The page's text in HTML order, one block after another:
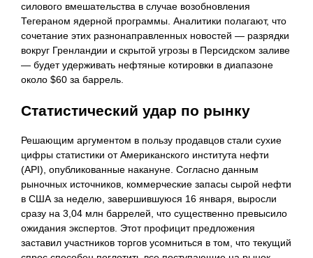
силового вмешательства в случае возобновления
Тегераном ядерной программы. Аналитики полагают, что
сочетание этих разнонаправленных новостей — разрядки
вокруг Гренландии и скрытой угрозы в Персидском заливе
— будет удерживать нефтяные котировки в диапазоне
около $60 за баррель.
Статистический удар по рынку
Решающим аргументом в пользу продавцов стали сухие
цифры статистики от Американского института нефти
(API), опубликованные накануне. Согласно данным
рыночных источников, коммерческие запасы сырой нефти
в США за неделю, завершившуюся 16 января, выросли
сразу на 3,04 млн баррелей, что существенно превысило
ожидания экспертов. Этот профицит предложения
заставил участников торгов усомниться в том, что текущий